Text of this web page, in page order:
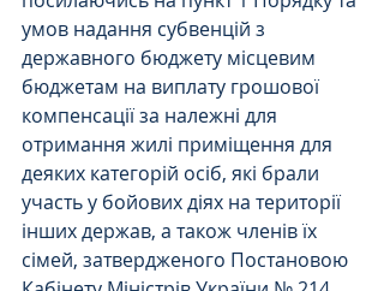
умов надання субвенцій з
державного бюджету місцевим
бюджетам на виплату грошової
компенсації за належні для
отримання жилі приміщення для
деяких категорій осіб, які брали
участь у бойових діях на території
інших держав, а також членів їх
сімей, затвердженого Постановою